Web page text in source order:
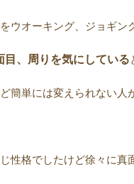
ウオーキング、ジョギン
目、周りを気にしている
簡単には変えられない人
性格でしたけど徐々に真